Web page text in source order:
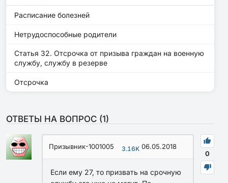
Расписание болезней
Нетрудоспособные родители
Статья 32. Отсрочка от призыва граждан на военную
службу, службу в резерве
Отсрочка
ОТВЕТЫ НА ВОПРОС (1)
0
Призывник-1001005 3.16K 06.05.2018
Если ему 27, то призвать на срочную